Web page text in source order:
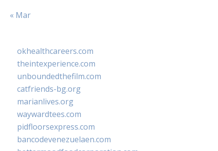
« Mar
okhealthcareers.com
theintexperience.com
unboundedthefilm.com
catfriends-bg.org
marianlives.org
waywardtees.com
pidfloorsexpress.com
bancodevenezuelaen.com